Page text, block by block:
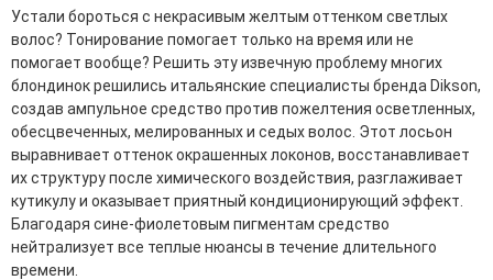
Масла для лица
Мицеллярная вода
Молочко и сливки для лица
Наборы для ухода за лицом
Пенки и муссы для лица
Скрабы, пилинги и гоммажи для лица
Спреи для лица
Средства для умывания
Сыворотки, эликсиры, эмульсии, концентраты и
эссенции для лица
Уход для губ
Уход для кожи вокруг глаз
Устали бороться с некрасивым желтым оттенком светлых
волос? Тонирование помогает только на время или не
помогает вообще? Решить эту извечную проблему многих
блондинок решились итальянские специалисты бренда Dikson,
создав ампульное средство против пожелтения осветленных,
обесцвеченных, мелированных и седых волос. Этот лосьон
выравнивает оттенок окрашенных локонов, восстанавливает
их структуру после химического воздействия, разглаживает
кутикулу и оказывает приятный кондиционирующий эффект.
Благодаря сине-фиолетовым пигментам средство
нейтрализует все теплые нюансы в течение длительного
времени.